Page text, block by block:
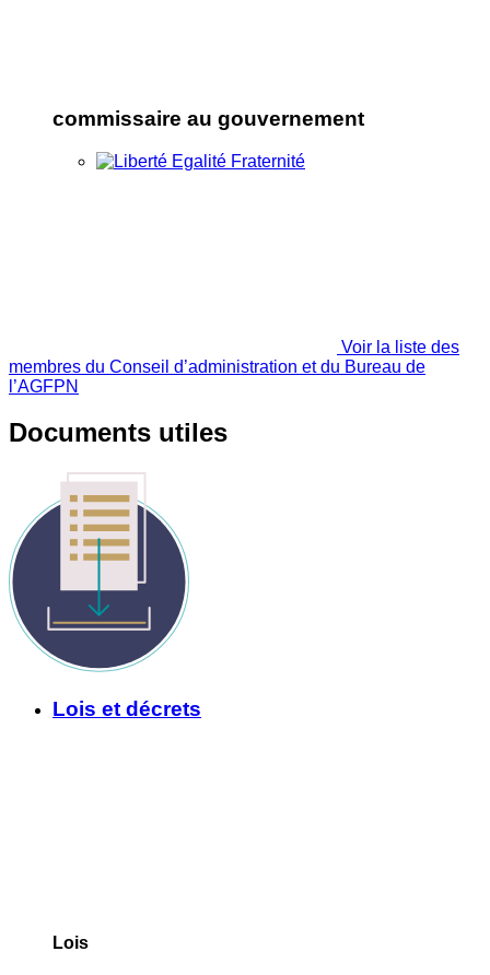
commissaire au gouvernement
Voir la liste des
membres du Conseil d’administration et du Bureau de
l’AGFPN
Documents utiles
Lois et décrets
Lois